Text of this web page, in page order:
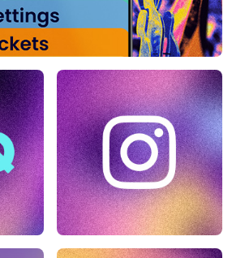
Accesare
cont
te cu
te cu